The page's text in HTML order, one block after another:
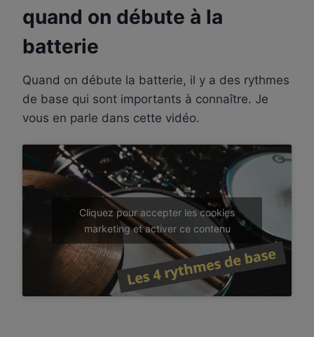
quand on débute à la
batterie
Quand on débute la batterie, il y a des rythmes
de base qui sont importants à connaître. Je
vous en parle dans cette vidéo.
Cliquez pour accepter les cookies
marketing et activer ce contenu